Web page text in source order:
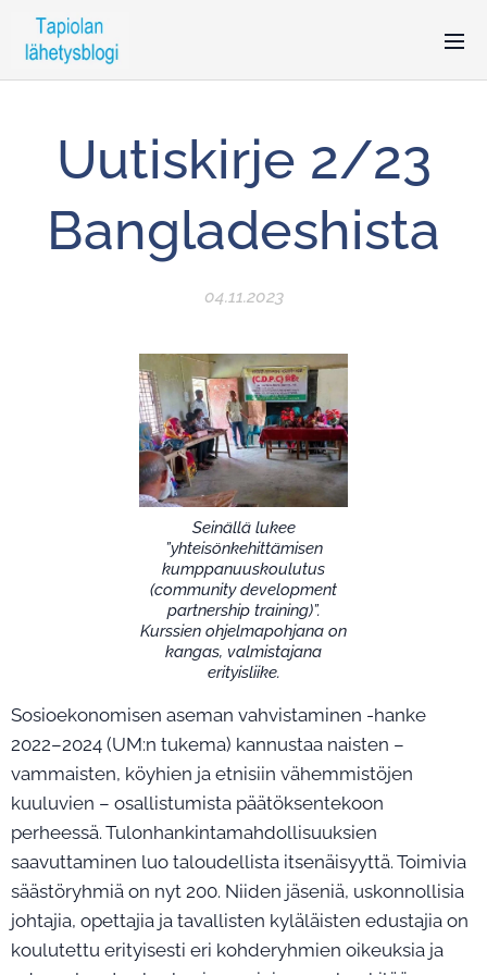
Uutiskirje 2/23
Bangladeshista
04.11.2023
Seinällä lukee
”yhteisönkehittämisen
kumppanuuskoulutus
(community development
partnership training)”.
Kurssien ohjelmapohjana on
kangas, valmistajana
erityisliike.
Sosioekonomisen aseman vahvistaminen -hanke
2022–2024 (UM:n tukema) kannustaa naisten –
vammaisten, köyhien ja etnisiin vähemmistöjen
kuuluvien – osallistumista päätöksentekoon
perheessä. Tulonhankintamahdollisuuksien
saavuttaminen luo taloudellista itsenäisyyttä. Toimivia
säästöryhmiä on nyt 200. Niiden jäseniä, uskonnollisia
johtajia, opettajia ja tavallisten kyläläisten edustajia on
koulutettu erityisesti eri kohderyhmien oikeuksia ja